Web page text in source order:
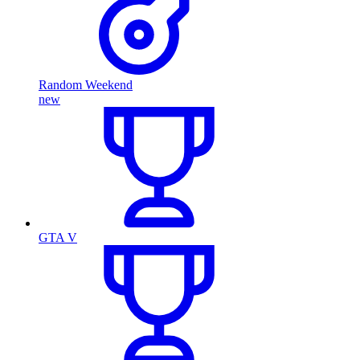
Random Weekend
new
GTA V